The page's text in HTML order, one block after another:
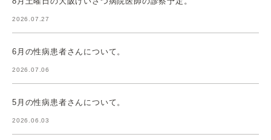
2026.07.27
6月の性病患者さんについて。
2026.07.06
5月の性病患者さんについて。
2026.06.03